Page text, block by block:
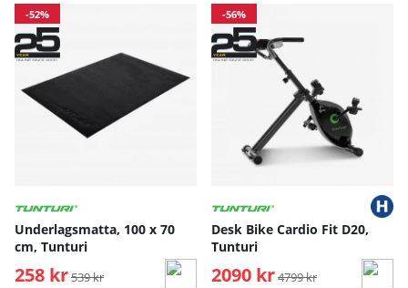
-52%
Underlagsmatta, 100 x 70
cm, Tunturi
258 kr Ordinarie pris:
539 kr
-56%
Desk Bike Cardio Fit D20,
Tunturi
2090 kr Ordinarie pris:
4799 kr